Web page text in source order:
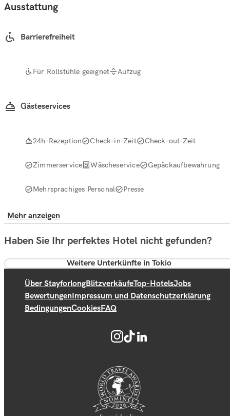
Ausstattung
Barrierefreiheit
Für Rollstühle geeignet Aufzug
Gästeservices
24h-Rezeption Check-in-Zeit Check-out-Zeit
Zimmerservice Wäscheservice Gepäckaufbewahrung
Mehrsprachiges Personal Presse
Mehr anzeigen
Haben Sie Ihr perfektes Hotel nicht gefunden?
Weitere Unterkünfte in Tokio
Über StayforlongBlitzverkäufeTop-HotelsJobs
BewertungenImpressum und Datenschutzerklärung
BedingungenCookiesFAQ